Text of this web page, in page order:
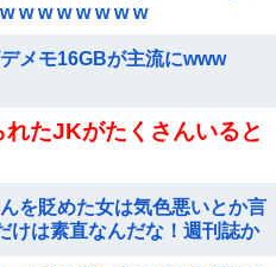
w w w w w w w
メモ16GBが主流にwww
れたJKがたくさんいると
を貶めた女は気色悪いとか言
けは素直なんだな！週刊誌か